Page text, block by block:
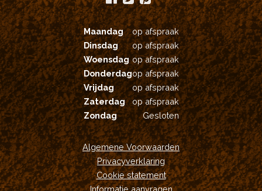
Maandag
op afspraak
Dinsdag
op afspraak
Woensdag op afspraak
Donderdagop afspraak
Vrijdag
op afspraak
Zaterdag
op afspraak
Zondag
Gesloten
Algemene Voorwaarden
Privacyverklaring
Cookie statement
Informatie aanvragen